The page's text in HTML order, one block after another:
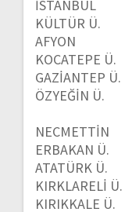
İSTANBUL
KÜLTÜR Ü.
AFYON
KOCATEPE Ü.
GAZİANTEP Ü.
ÖZYEĞİN Ü.
NECMETTİN
ERBAKAN Ü.
ATATÜRK Ü.
KIRKLARELİ Ü.
KIRIKKALE Ü.